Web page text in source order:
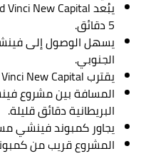
5 دقائق.
يسهل الوصول إلى
الجنوبي.
يقترب Vinci New Capital كثيرًا من الحي الرئاسي.
المسافة بين مشروع
البريطانية دقائق قليلة.
يجاور كمبوند فينشي
المشروع قريب من